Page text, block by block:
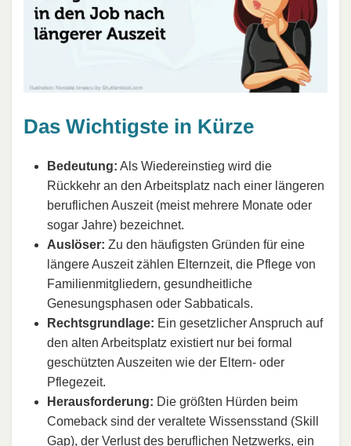
Das Wichtigste in Kürze
Bedeutung: Als Wiedereinstieg wird die
Rückkehr an den Arbeitsplatz nach einer längeren
beruflichen Auszeit (meist mehrere Monate oder
sogar Jahre) bezeichnet.
Auslöser: Zu den häufigsten Gründen für eine
längere Auszeit zählen Elternzeit, die Pflege von
Familienmitgliedern, gesundheitliche
Genesungsphasen oder Sabbaticals.
Rechtsgrundlage: Ein gesetzlicher Anspruch auf
den alten Arbeitsplatz existiert nur bei formal
geschützten Auszeiten wie der Eltern- oder
Pflegezeit.
Herausforderung: Die größten Hürden beim
Comeback sind der veraltete Wissensstand (Skill
Gap), der Verlust des beruflichen Netzwerks, ein